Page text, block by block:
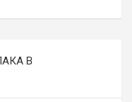
В